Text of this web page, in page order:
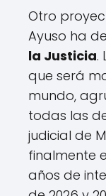
Otro
Ayuso ha
la Justicia.
que será
mundo,
todas las
judicial de
finalmente
años de